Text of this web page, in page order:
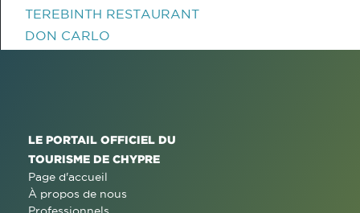
TEREBINTH RESTAURANT
DON CARLO
LE PORTAIL OFFICIEL DU
TOURISME DE CHYPRE
Page d'accueil
À propos de nous